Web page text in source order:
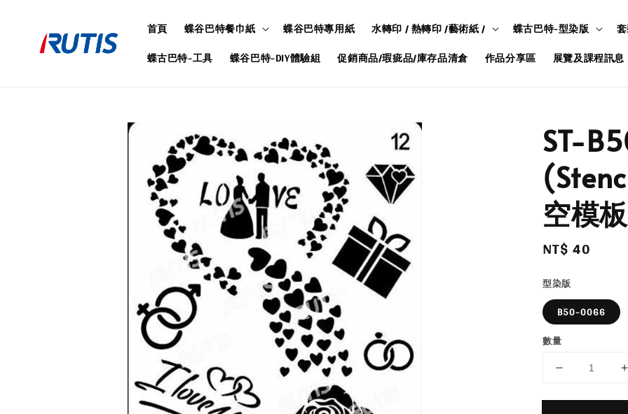
首頁 蝶谷巴特餐巾紙 蝶谷巴特專用紙 水轉印 / 熱轉印 /藝術紙 / 蝶古巴特-型染版
蝶古巴特-工具
蝶谷巴特-DIY體驗組 促銷商品/瑕疵品/庫存品清倉 作品分享區 展覽及課程訊息
ST-
空模
Regular
NT$ 40
型染版
B50-0066
數量